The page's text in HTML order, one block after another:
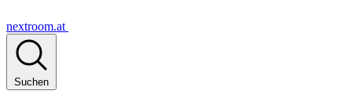
nextroom.at
Suchen